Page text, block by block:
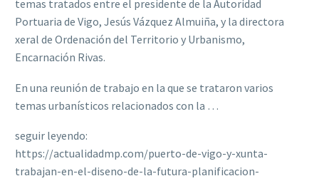
temas tratados entre el presidente de la Autoridad
Portuaria de Vigo, Jesús Vázquez Almuiña, y la directora
xeral de Ordenación del Territorio y Urbanismo,
Encarnación Rivas.
En una reunión de trabajo en la que se trataron varios
temas urbanísticos relacionados con la …
seguir leyendo:
https://actualidadmp.com/puerto-de-vigo-y-xunta-
trabajan-en-el-diseno-de-la-futura-planificacion-